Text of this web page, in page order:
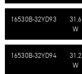
16530B-​32YD93
31.6
W
16530B-​32YD94
31.2
W